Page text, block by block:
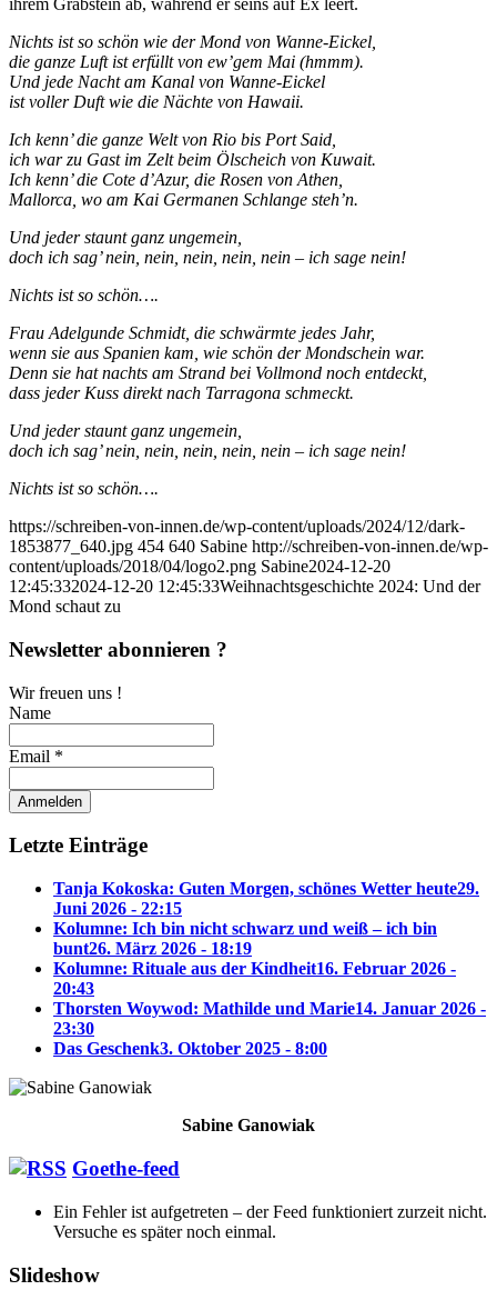
ihrem Grabstein ab, während er seins auf Ex leert.
Nichts ist so schön wie der Mond von Wanne-Eickel,
die ganze Luft ist erfüllt von ew’gem Mai (hmmm).
Und jede Nacht am Kanal von Wanne-Eickel
ist voller Duft wie die Nächte von Hawaii.
Ich kenn’ die ganze Welt von Rio bis Port Said,
ich war zu Gast im Zelt beim Ölscheich von Kuwait.
Ich kenn’ die Cote d’Azur, die Rosen von Athen,
Mallorca, wo am Kai Germanen Schlange steh’n.
Und jeder staunt ganz ungemein,
doch ich sag’ nein, nein, nein, nein, nein – ich sage nein!
Nichts ist so schön….
Frau Adelgunde Schmidt, die schwärmte jedes Jahr,
wenn sie aus Spanien kam, wie schön der Mondschein war.
Denn sie hat nachts am Strand bei Vollmond noch entdeckt,
dass jeder Kuss direkt nach Tarragona schmeckt.
Und jeder staunt ganz ungemein,
doch ich sag’ nein, nein, nein, nein, nein – ich sage nein!
Nichts ist so schön….
https://schreiben-von-innen.de/wp-content/uploads/2024/12/dark-
1853877_640.jpg 454 640 Sabine http://schreiben-von-innen.de/wp-
content/uploads/2018/04/logo2.png Sabine2024-12-20
12:45:332024-12-20 12:45:33Weihnachtsgeschichte 2024: Und der
Mond schaut zu
Newsletter abonnieren ?
Wir freuen uns !
Name
Email *
Letzte Einträge
Tanja Kokoska: Guten Morgen, schönes Wetter heute29.
Juni 2026 - 22:15
Kolumne: Ich bin nicht schwarz und weiß – ich bin
bunt26. März 2026 - 18:19
Kolumne: Rituale aus der Kindheit16. Februar 2026 -
20:43
Thorsten Woywod: Mathilde und Marie14. Januar 2026 -
23:30
Das Geschenk3. Oktober 2025 - 8:00
Sabine Ganowiak
Goethe-feed
Ein Fehler ist aufgetreten – der Feed funktioniert zurzeit nicht.
Versuche es später noch einmal.
Slideshow